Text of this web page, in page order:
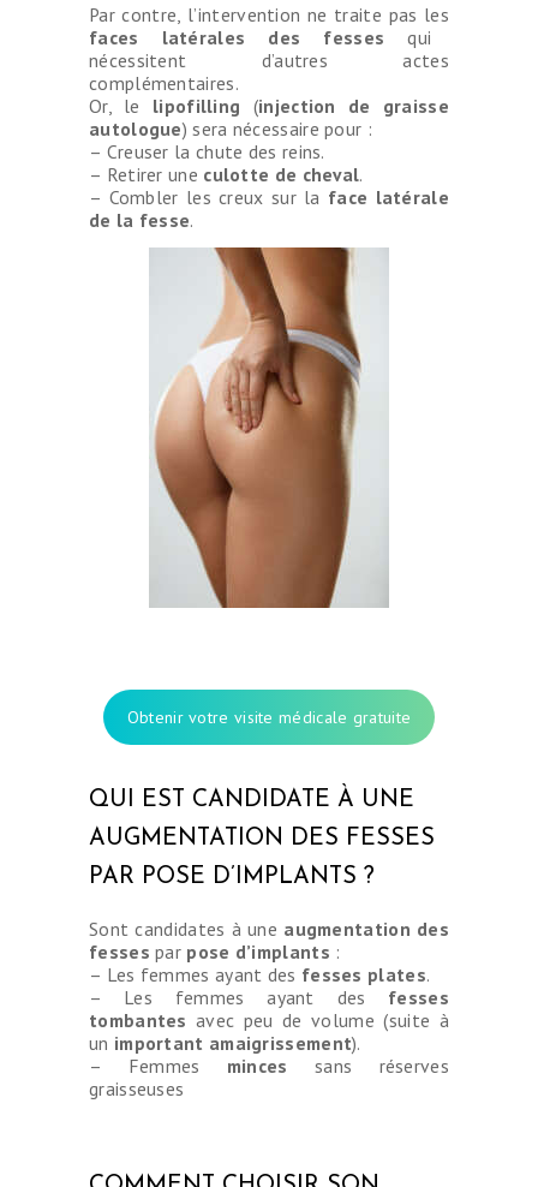
Par contre, l’intervention ne traite pas les
faces latérales des fesses qui
nécessitent d’autres actes
complémentaires.
Or, le lipofilling (injection de graisse
autologue) sera nécessaire pour :
– Creuser la chute des reins.
– Retirer une culotte de cheval.
– Combler les creux sur la face latérale
de la fesse.
Obtenir votre visite médicale gratuite
QUI EST CANDIDATE À UNE
AUGMENTATION DES FESSES
PAR POSE D’IMPLANTS ?
Sont candidates à une augmentation des
fesses par pose d’implants :
– Les femmes ayant des fesses plates.
– Les femmes ayant des fesses
tombantes avec peu de volume (suite à
un important amaigrissement).
– Femmes minces sans réserves
graisseuses